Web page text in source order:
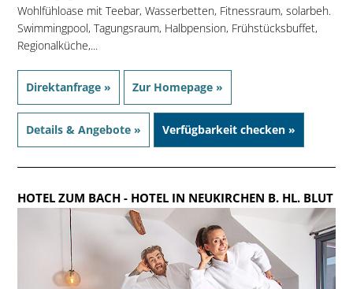
Wohlfühloase mit Teebar, Wasserbetten, Fitnessraum, solarbeh.
Swimmingpool, Tagungsraum, Halbpension, Frühstücksbuffet,
Regionalküche,...
Direktanfrage » Zur Homepage »
Details & Angebote » Verfügbarkeit checken »
HOTEL ZUM BACH- HOTEL IN NEUKIRCHEN B. HL. BLUT